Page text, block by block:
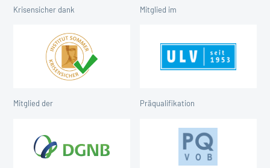
Krisensicher dank Mitglied im
Mitglied der Präqualifikation